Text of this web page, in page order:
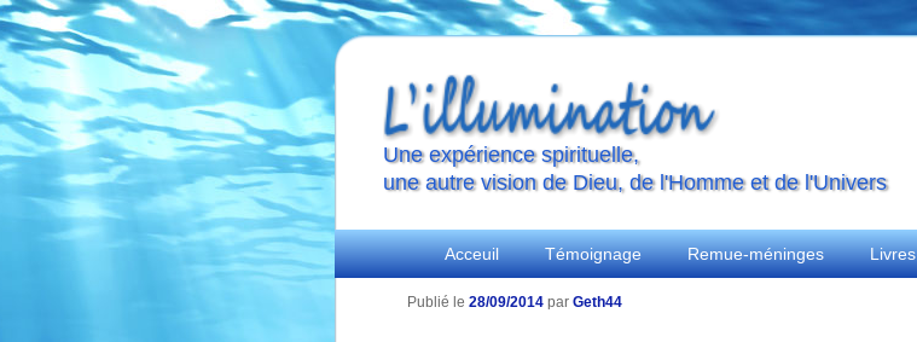
Une expérience spirituelle,
une autre vision de Dieu, de l'Homme et de l'Univers
Menu
principal
Aller
au
Aller
au
Acceuil Témoignage Remue-méninges Livres
Publié le28/09/2014 parGeth44